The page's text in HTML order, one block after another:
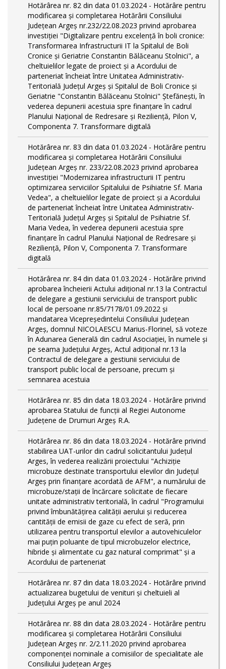
Hotărârea nr. 82 din data 01.03.2024 - Hotărâre pentru
modificarea și completarea Hotărârii Consiliului
Județean Argeș nr.232/22.08.2023 privind aprobarea
investiției "Digitalizare pentru excelență în boli cronice:
Transformarea Infrastructurii IT la Spitalul de Boli
Cronice și Geriatrie Constantin Bălăceanu Stolnici", a
cheltuielilor legate de proiect și a Acordului de
parteneriat încheiat între Unitatea Administrativ-
Teritorială Județul Argeș și Spitalul de Boli Cronice și
Geriatrie "Constantin Bălăceanu Stolnici" Ștefănești, în
vederea depunerii acestuia spre finanțare în cadrul
Planului Național de Redresare și Reziliență, Pilon V,
Componenta 7. Transformare digitală
Hotărârea nr. 83 din data 01.03.2024 - Hotărâre pentru
modificarea și completarea Hotărârii Consiliului
Județean Argeș nr. 233/22.08.2023 privind aprobarea
investiției "Modernizarea infrastructurii IT pentru
optimizarea serviciilor Spitalului de Psihiatrie Sf. Maria
Vedea", a cheltuielilor legate de proiect și a Acordului
de parteneriat încheiat între Unitatea Administrativ-
Teritorială Județul Argeș și Spitalul de Psihiatrie Sf.
Maria Vedea, în vederea depunerii acestuia spre
finanțare în cadrul Planului Național de Redresare și
Reziliență, Pilon V, Componenta 7. Transformare
digitală
Hotărârea nr. 84 din data 01.03.2024 - Hotărâre privind
aprobarea încheierii Actului adițional nr.13 la Contractul
de delegare a gestiunii serviciului de transport public
local de persoane nr.85/7178/01.09.2022 și
mandatarea Vicepreședintelui Consiliului Județean
Argeș, domnul NICOLAESCU Marius-Florinel, să voteze
în Adunarea Generală din cadrul Asociației, în numele și
pe seama Județului Argeș, Actul adițional nr.13 la
Contractul de delegare a gestiunii serviciului de
transport public local de persoane, precum și
semnarea acestuia
Hotărârea nr. 85 din data 18.03.2024 - Hotărâre privind
aprobarea Statului de funcţii al Regiei Autonome
Județene de Drumuri Argeș R.A.
Hotărârea nr. 86 din data 18.03.2024 - Hotărâre privind
stabilirea UAT-urilor din cadrul solicitantului Județul
Arges, în vederea realizării proiectului "Achiziție
microbuze destinate transportului elevilor din Județul
Argeș prin finanțare acordată de AFM", a numărului de
microbuze/stații de încărcare solicitate de fiecare
unitate administrativ teritorială, în cadrul "Programului
privind îmbunătățirea calității aerului și reducerea
cantității de emisii de gaze cu efect de seră, prin
utilizarea pentru transportul elevilor a autovehiculelor
mai puțin poluante de tipul microbuzelor electrice,
hibride și alimentate cu gaz natural comprimat" și a
Acordului de parteneriat
Hotărârea nr. 87 din data 18.03.2024 - Hotărâre privind
actualizarea bugetului de venituri și cheltuieli al
Județului Argeș pe anul 2024
Hotărârea nr. 88 din data 28.03.2024 - Hotărâre pentru
modificarea și completarea Hotărârii Consiliului
Județean Argeș nr. 2/2.11.2020 privind aprobarea
componenței nominale a comisiilor de specialitate ale
Consiliului Județean Argeș